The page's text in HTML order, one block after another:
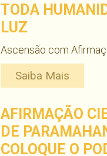
TODA
LUZ
Ascensão com
Saiba Mais
AFIRMAÇÃO
DE
COLOQUE O